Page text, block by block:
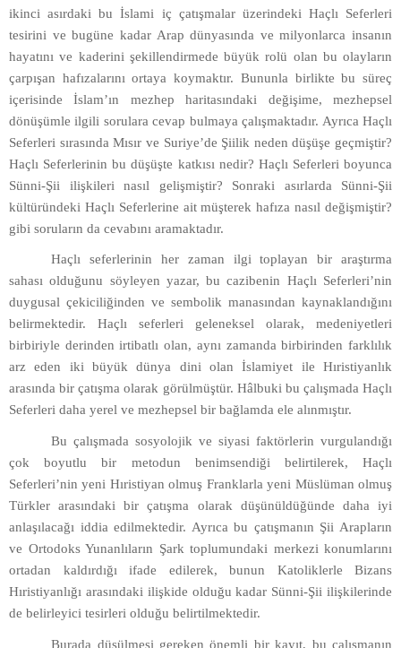
ikinci asırdaki bu İslami iç çatışmalar üzerindeki Haçlı Seferleri
tesirini ve bugüne kadar Arap dünyasında ve milyonlarca insanın
hayatını ve kaderini şekillendirmede büyük rolü olan bu olayların
çarpışan hafızalarını ortaya koymaktır. Bununla birlikte bu süreç
içerisinde İslam’ın mezhep haritasındaki değişime, mezhepsel
dönüşümle ilgili sorulara cevap bulmaya çalışmaktadır. Ayrıca Haçlı
Seferleri sırasında Mısır ve Suriye’de Şiilik neden düşüşe geçmiştir?
Haçlı Seferlerinin bu düşüşte katkısı nedir? Haçlı Seferleri boyunca
Sünni-Şii ilişkileri nasıl gelişmiştir? Sonraki asırlarda Sünni-Şii
kültüründeki Haçlı Seferlerine ait müşterek hafıza nasıl değişmiştir?
gibi soruların da cevabını aramaktadır.
Haçlı seferlerinin her zaman ilgi toplayan bir araştırma
sahası olduğunu söyleyen yazar, bu cazibenin Haçlı Seferleri’nin
duygusal çekiciliğinden ve sembolik manasından kaynaklandığını
belirmektedir. Haçlı seferleri geleneksel olarak, medeniyetleri
birbiriyle derinden irtibatlı olan, aynı zamanda birbirinden farklılık
arz eden iki büyük dünya dini olan İslamiyet ile Hıristiyanlık
arasında bir çatışma olarak görülmüştür. Hâlbuki bu çalışmada Haçlı
Seferleri daha yerel ve mezhepsel bir bağlamda ele alınmıştır.
Bu çalışmada sosyolojik ve siyasi faktörlerin vurgulandığı
çok boyutlu bir metodun benimsendiği belirtilerek, Haçlı
Seferleri’nin yeni Hıristiyan olmuş Franklarla yeni Müslüman olmuş
Türkler arasındaki bir çatışma olarak düşünüldüğünde daha iyi
anlaşılacağı iddia edilmektedir. Ayrıca bu çatışmanın Şii Arapların
ve Ortodoks Yunanlıların Şark toplumundaki merkezi konumlarını
ortadan kaldırdığı ifade edilerek, bunun Katoliklerle Bizans
Hıristiyanlığı arasındaki ilişkide olduğu kadar Sünni-Şii ilişkilerinde
de belirleyici tesirleri olduğu belirtilmektedir.
Burada düşülmesi gereken önemli bir kayıt, bu çalışmanın